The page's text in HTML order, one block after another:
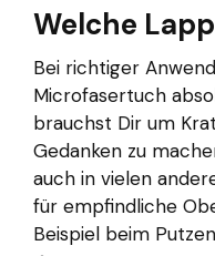
Welche
Bei richtiger
Microfasertuch
brauchst Dir um
Gedanken zu
auch in vielen
für empfindliche
Beispiel beim